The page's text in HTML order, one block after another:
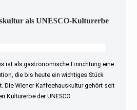
als UNESCO-Kulturerbe
ist als gastronomische Einrichtung eine
die bis heute ein wichtiges Stück
Die Wiener Kaffeehauskultur gehört seit
Kulturerbe der UNESCO.